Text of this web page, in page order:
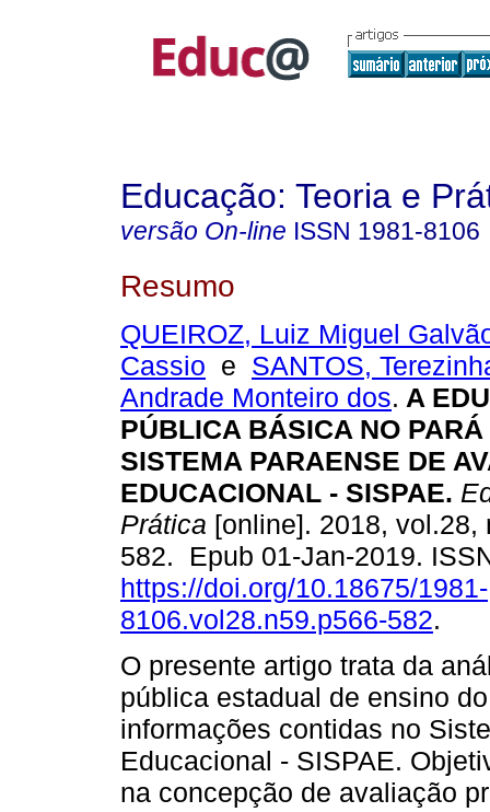
Educação: Teoria e
versão On-line ISSN 1981-8106
Resumo
QUEIROZ, Luiz Miguel
Cassio e SANTOS,
Andrade Monteiro dos. A
PÚBLICA BÁSICA NO
SISTEMA PARAENSE DE
EDUCACIONAL - SISPAE.
Prática [online]. 2018, vol.28,
582. Epub 01-Jan-2019.
https://doi.org/10.18675/1981-
8106.vol28.n59.p566-582.
O presente artigo trata da
pública estadual de ensino
informações contidas no
Educacional - SISPAE.
na concepção de avaliação